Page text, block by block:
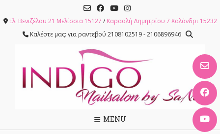
content
Ελ. Βενιζέλου 21 Μελίσσια 15127 / Καραολή Δημητρίου 7 Χαλάνδρι 15232
Καλέστε μας: για ραντεβού 2108102519 - 2106896946
MENU